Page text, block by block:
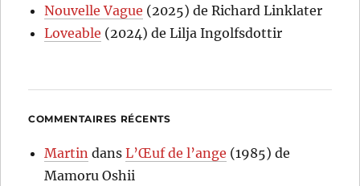
Nouvelle Vague (2025) de Richard Linklater
Loveable (2024) de Lilja Ingolfsdottir
COMMENTAIRES RÉCENTS
Martin dansL’Œuf de l’ange (1985) de
Mamoru Oshii